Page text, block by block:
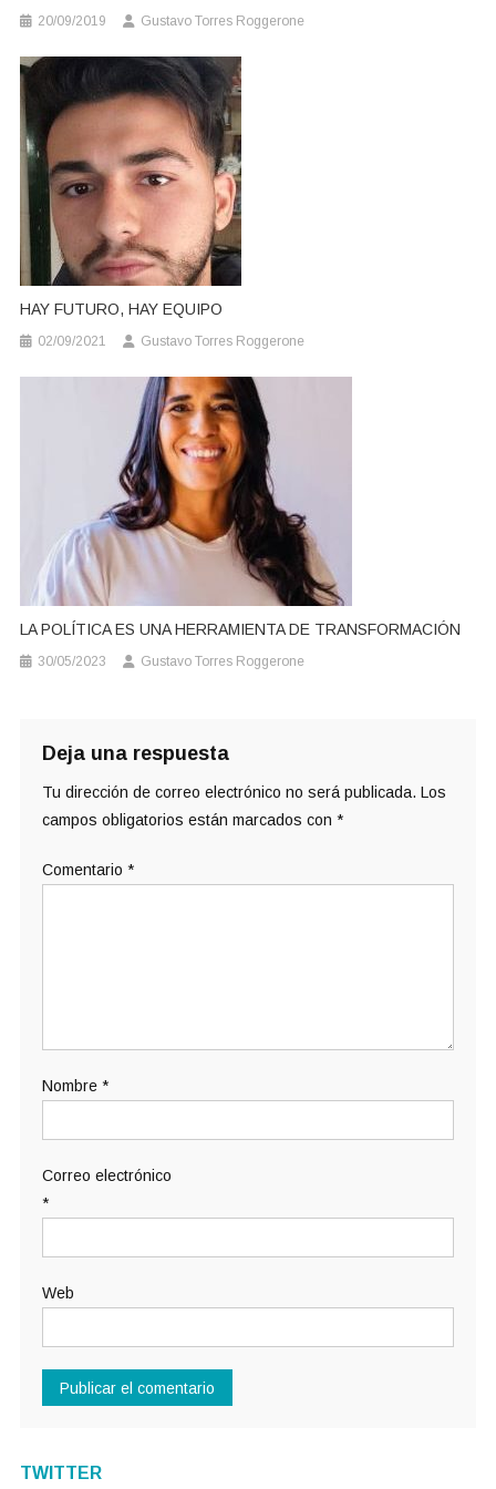
20/09/2019 Gustavo Torres Roggerone
HAY FUTURO, HAY EQUIPO
02/09/2021 Gustavo Torres Roggerone
LA POLÍTICA ES UNA HERRAMIENTA DE TRANSFORMACIÓN
30/05/2023 Gustavo Torres Roggerone
Deja una respuesta
Tu dirección de correo electrónico no será publicada. Los
campos obligatorios están marcados con *
Comentario *
Nombre *
Correo electrónico
*
Web
TWITTER